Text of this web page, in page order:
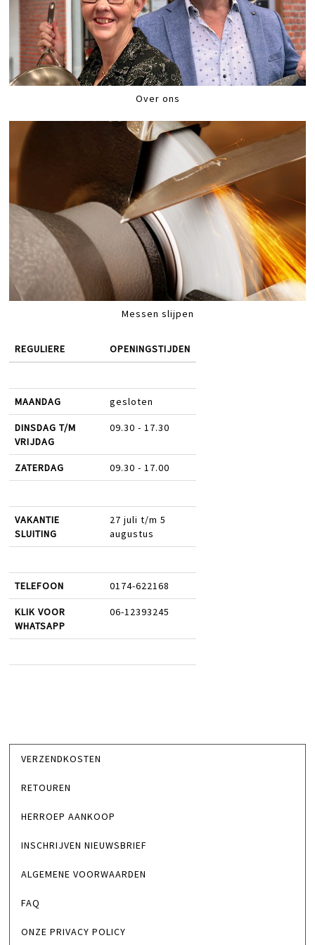
Over ons
Messen slijpen
REGULIERE OPENINGSTIJDEN
MAANDAG gesloten
DINSDAG T/M
VRIJDAG
09.30 - 17.30
ZATERDAG 09.30 - 17.00
VAKANTIE
SLUITING
27 juli t/m 5
augustus
TELEFOON 0174-622168
KLIK VOOR
WHATSAPP
06-12393245
VERZENDKOSTEN
RETOUREN
HERROEP AANKOOP
INSCHRIJVEN NIEUWSBRIEF
ALGEMENE VOORWAARDEN
FAQ
ONZE PRIVACY POLICY